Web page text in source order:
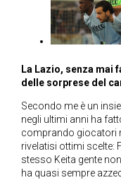
La Lazio, senza mai
delle sorprese del
Secondo me è un
negli ultimi anni ha
comprando giocatori
rivelatisi ottimi scelte:
stesso Keita gente
ha quasi sempre